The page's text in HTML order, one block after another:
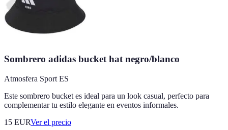
Sombrero adidas bucket hat negro/blanco
Atmosfera Sport ES
Este sombrero bucket es ideal para un look casual, perfecto para
complementar tu estilo elegante en eventos informales.
15 EURVer el precio